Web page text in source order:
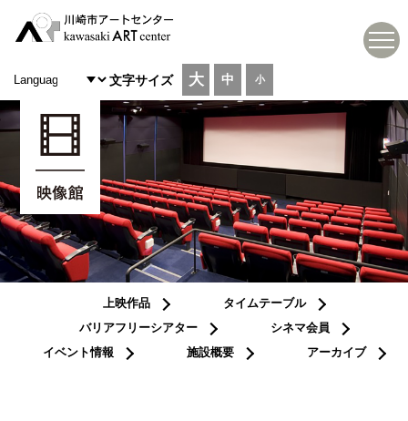
文字サイズ 大 中 小
上映作品
タイムテーブル
バリアフリーシアター
シネマ会員
イベント情報
施設概要 アーカイブ